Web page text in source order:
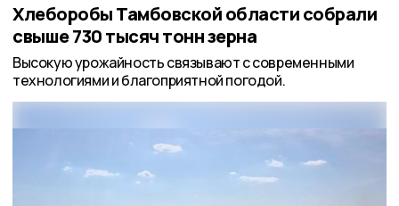
Хлеборобы Тамбовской области собрали
свыше 730 тысяч тонн зерна
Высокую урожайность связывают с современными
технологиями и благоприятной погодой.